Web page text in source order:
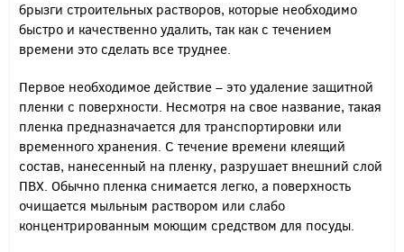
брызги строительных растворов, которые необходимо
быстро и качественно удалить, так как с течением
времени это сделать все труднее.
Первое необходимое действие – это удаление защитной
пленки с поверхности. Несмотря на свое название, такая
пленка предназначается для транспортировки или
временного хранения. С течение времени клеящий
состав, нанесенный на пленку, разрушает внешний слой
ПВХ. Обычно пленка снимается легко, а поверхность
очищается мыльным раствором или слабо
концентрированным моющим средством для посуды.